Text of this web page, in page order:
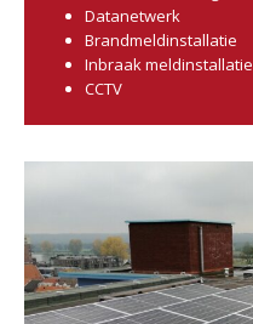
Datanetwerk
Brandmeldinstallatie
Inbraak meldinstallatie
CCTV